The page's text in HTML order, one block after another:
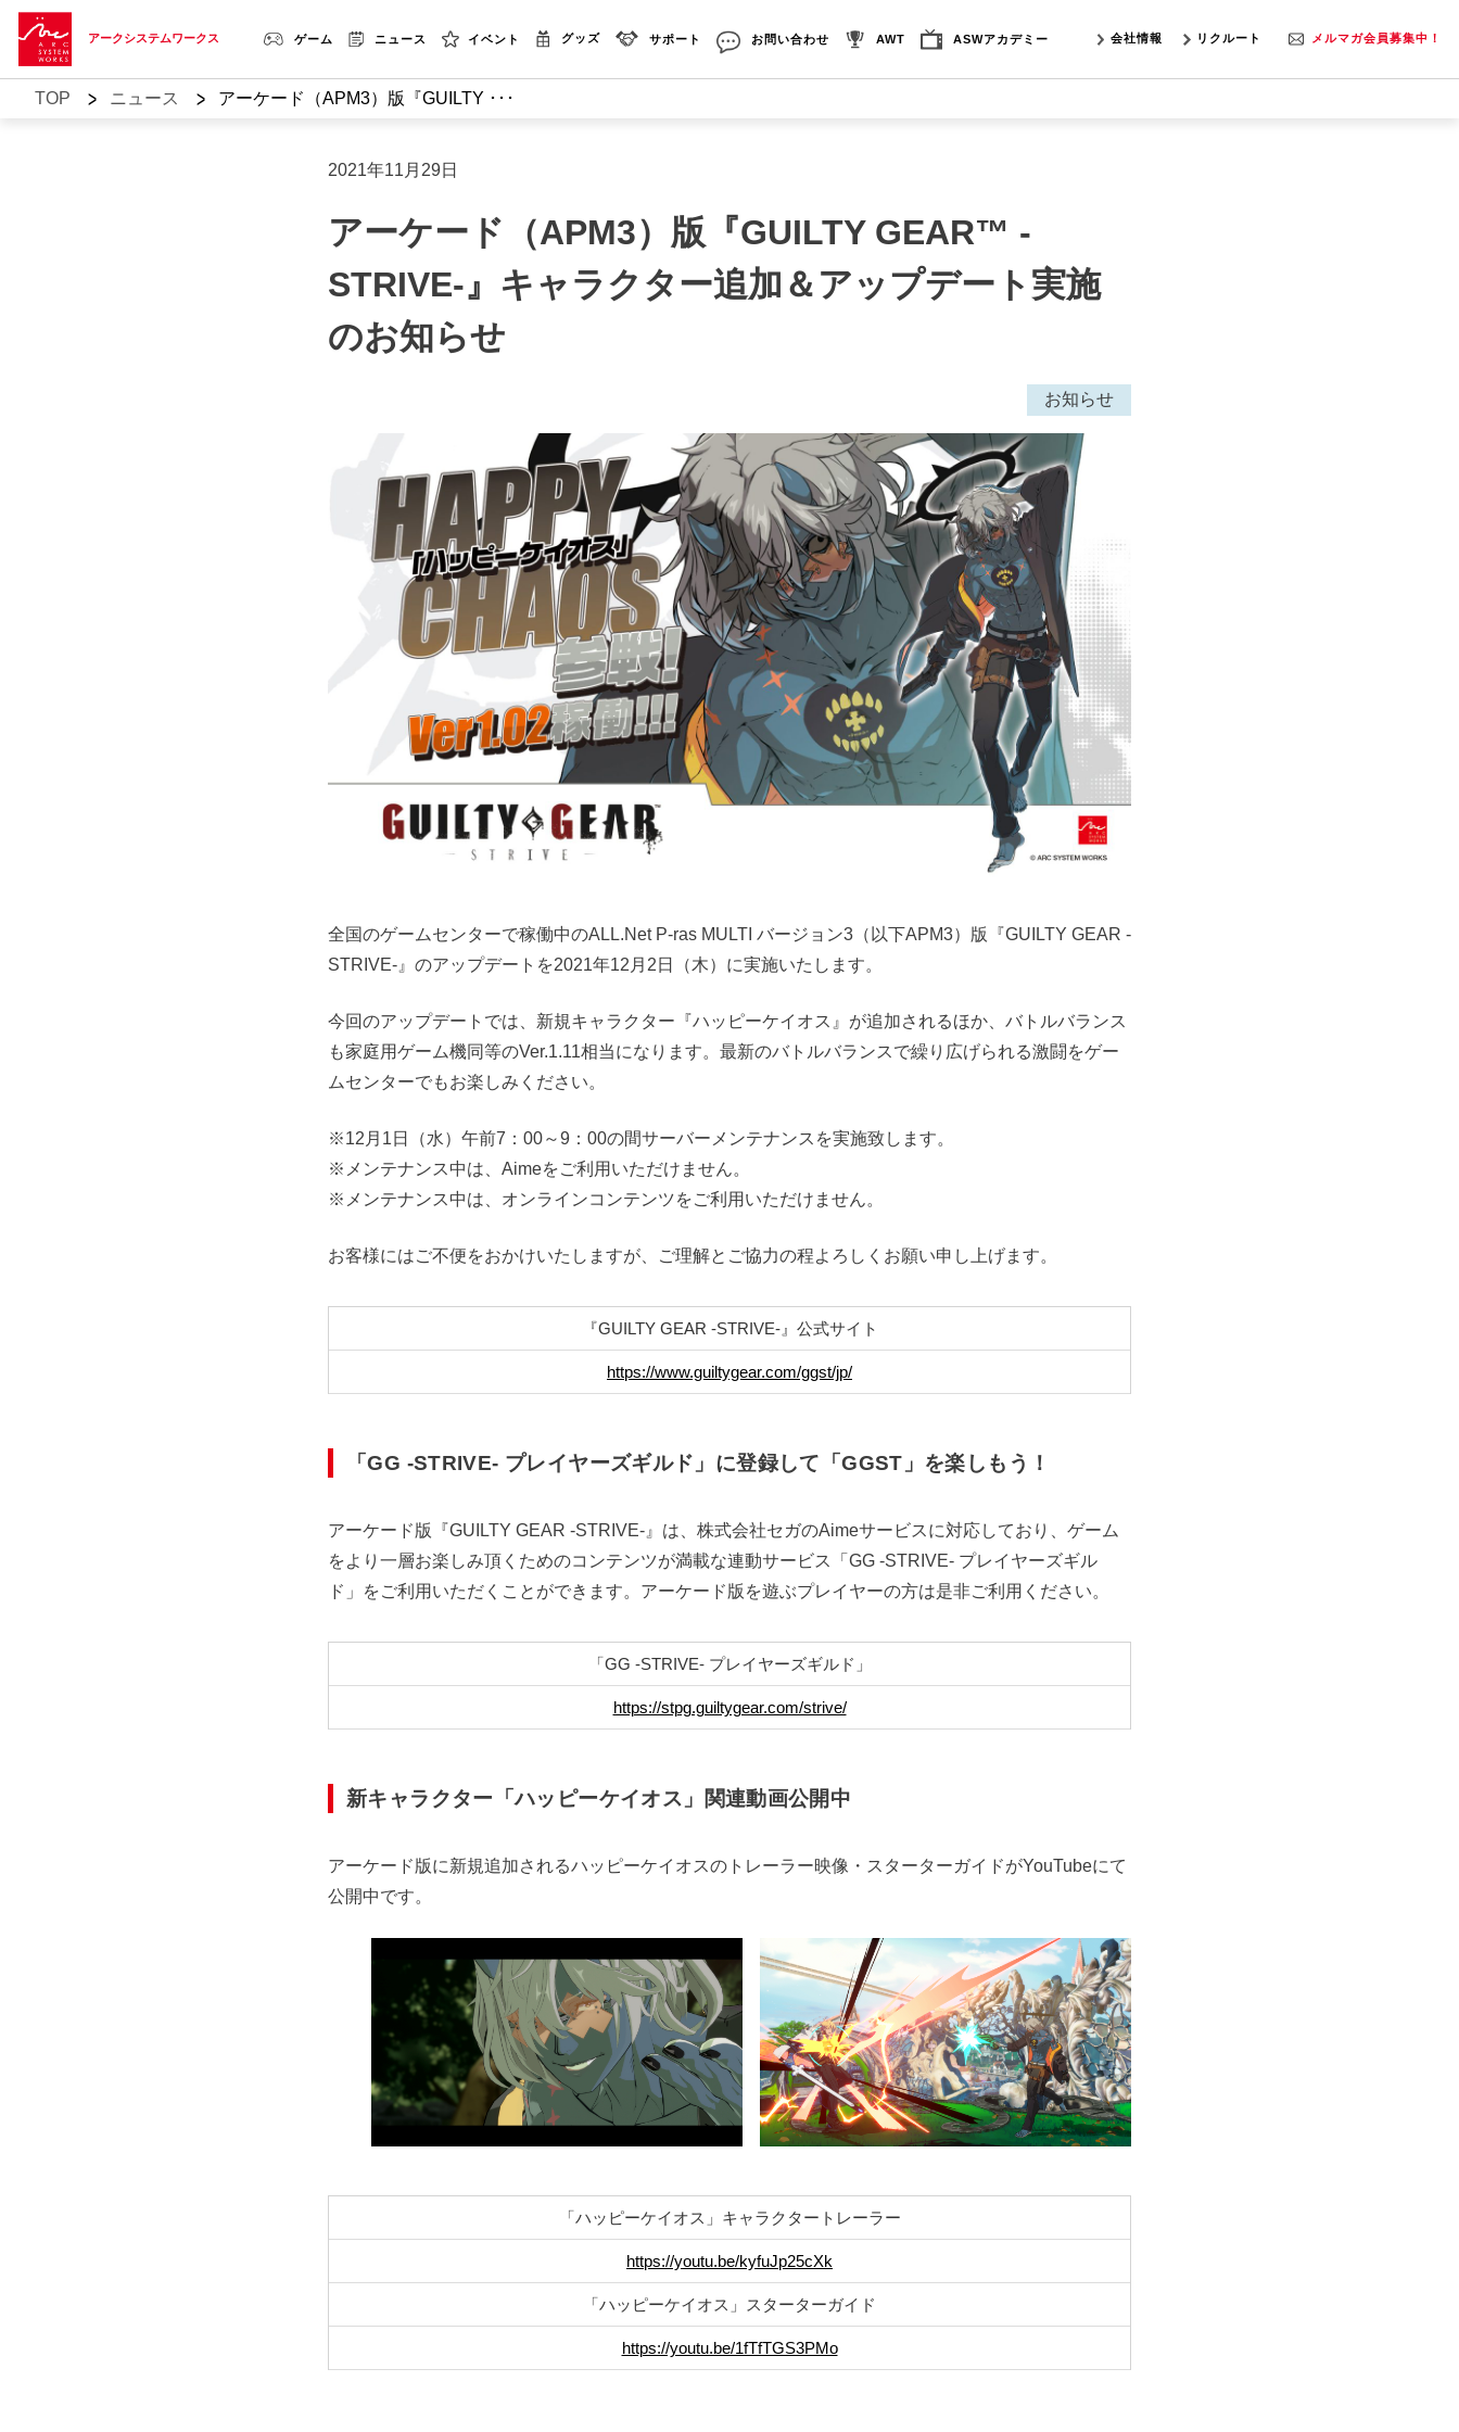
アークシステムワークス ゲーム ニュース イベント グッズ サポート お問い合わせ AWT ASWアカデミー 会社情報 リクルート メルマガ会員募集中！
TOP > ニュース > アーケード（APM3）版『GUILTY ･･･
2021年11月29日
アーケード（APM3）版『GUILTY GEAR™ -
STRIVE-』キャラクター追加＆アップデート実施
のお知らせ
お知らせ
全国のゲームセンターで稼働中のALL.Net P-ras MULTI バージョン3（以下APM3）版『GUILTY GEAR -
STRIVE-』のアップデートを2021年12月2日（木）に実施いたします。
今回のアップデートでは、新規キャラクター『ハッピーケイオス』が追加されるほか、バトルバランス
も家庭用ゲーム機同等のVer.1.11相当になります。最新のバトルバランスで繰り広げられる激闘をゲー
ムセンターでもお楽しみください。
※12月1日（水）午前7：00～9：00の間サーバーメンテナンスを実施致します。
※メンテナンス中は、Aimeをご利用いただけません。
※メンテナンス中は、オンラインコンテンツをご利用いただけません。
お客様にはご不便をおかけいたしますが、ご理解とご協力の程よろしくお願い申し上げます。
『GUILTY GEAR -STRIVE-』公式サイト
https://www.guiltygear.com/ggst/jp/
「GG -STRIVE- プレイヤーズギルド」に登録して「GGST」を楽しもう！
アーケード版『GUILTY GEAR -STRIVE-』は、株式会社セガのAimeサービスに対応しており、ゲーム
をより一層お楽しみ頂くためのコンテンツが満載な連動サービス「GG -STRIVE- プレイヤーズギル
ド」をご利用いただくことができます。アーケード版を遊ぶプレイヤーの方は是非ご利用ください。
「GG -STRIVE- プレイヤーズギルド」
https://stpg.guiltygear.com/strive/
新キャラクター「ハッピーケイオス」関連動画公開中
アーケード版に新規追加されるハッピーケイオスのトレーラー映像・スターターガイドがYouTubeにて
公開中です。
「ハッピーケイオス」キャラクタートレーラー
https://youtu.be/kyfuJp25cXk
「ハッピーケイオス」スターターガイド
https://youtu.be/1fTfTGS3PMo